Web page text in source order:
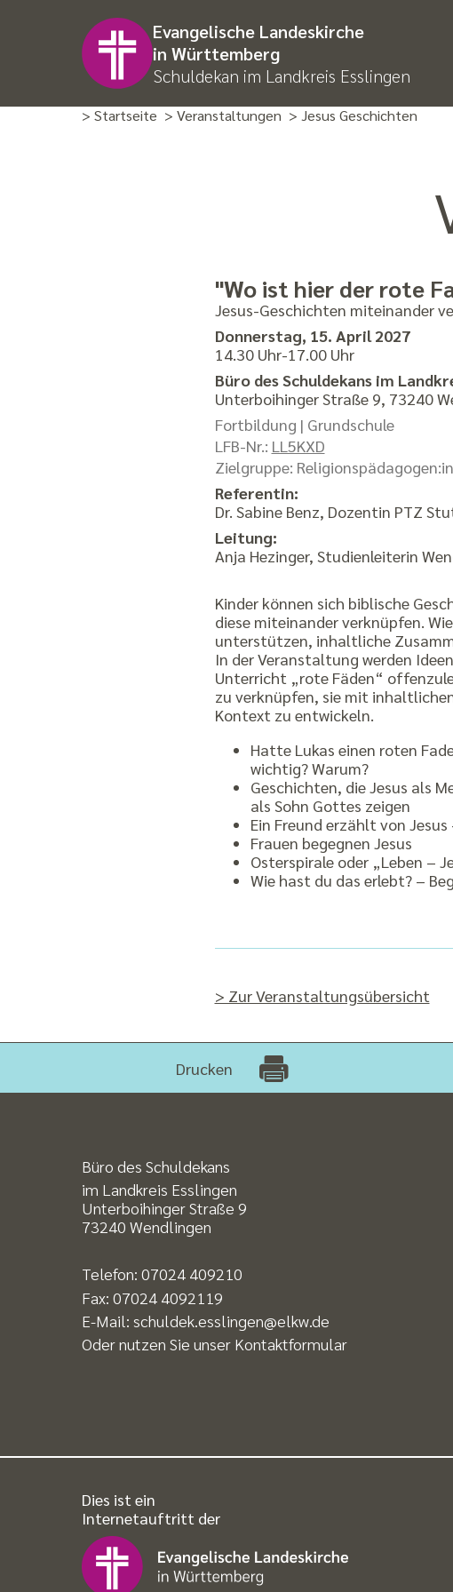
Evangelische Landeskirche
in Württemberg
Schuldekan im Landkreis Esslingen
> Startseite > Veranstaltungen > Jesus Geschichten
"Wo ist hier der rote
Jesus-Geschichten miteinander
Donnerstag, 15. April 2027
14.30 Uhr-17.00 Uhr
Büro des Schuldekans im
Unterboihinger Straße 9, 73240
Fortbildung | Grundschule
LFB-Nr.: LL5KXD
Zielgruppe:
Referentin:
Dr. Sabine Benz, Dozentin PTZ
Leitung:
Anja Hezinger, Studienleiterin
Kinder können sich biblische
diese miteinander verknüpfen.
unterstützen, inhaltliche
In der Veranstaltung werden
Unterricht „rote Fäden“
zu verknüpfen, sie mit
Kontext zu entwickeln.
Hatte Lukas einen roten
wichtig? Warum?
Geschichten, die Jesus als
als Sohn Gottes zeigen
Ein Freund erzählt von
Frauen begegnen Jesus
Osterspirale oder „Leben –
Wie hast du das erlebt? –
> Zur Veranstaltungsübersicht
Drucken
Büro des Schuldekans
im Landkreis Esslingen
Unterboihinger Straße 9
73240 Wendlingen
Telefon: 07024 409210
Fax: 07024 4092119
E-Mail: schuldek.esslingen@elkw.de
Oder nutzen Sie unser Kontaktformular
Dies ist ein
Internetauftritt der